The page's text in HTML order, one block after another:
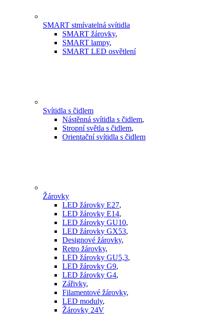
SMART stmívatelná svítidla
SMART žárovky,
SMART lampy,
SMART LED osvětlení
Svítidla s čidlem
Nástěnná svítidla s čidlem,
Stropní světla s čidlem,
Orientační svítidla s čidlem
Žárovky
LED žárovky E27,
LED žárovky E14,
LED žárovky GU10,
LED žárovky GX53,
Designové žárovky,
Retro žárovky,
LED žárovky GU5,3,
LED žárovky G9,
LED žárovky G4,
Zářivky,
Filamentové žárovky,
LED moduly,
Žárovky 24V